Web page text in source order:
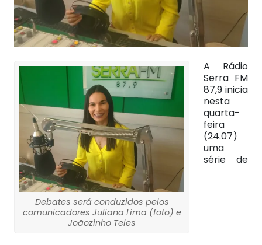
Debates será conduzidos pelos
comunicadores Juliana Lima (foto) e
Joãozinho Teles
A Rádio
Serra FM
87,9 inicia
nesta
quarta-
feira
(24.07)
uma
série de